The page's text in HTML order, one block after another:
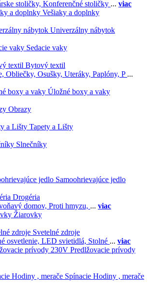
stoličky, Konferenčné stoličky ... viac
Vešiaky a doplnky
Univerzálny nábytok
Sedacie vaky
Bytový textil
Obliečky, Osušky, Uteráky, Paplóny, P ...
Úložné boxy a vaky
Obrazy
Tapety a Lišty
Slnečníky
Samoohrievajúce jedlo
Drogéria
domov, Proti hmyzu, ... viac
Žiarovky
Svetelné zdroje
osvetlenie, LED svietidlá, Stolné ... viac
Predlžovacie prívody
Spínacie Hodiny , merače